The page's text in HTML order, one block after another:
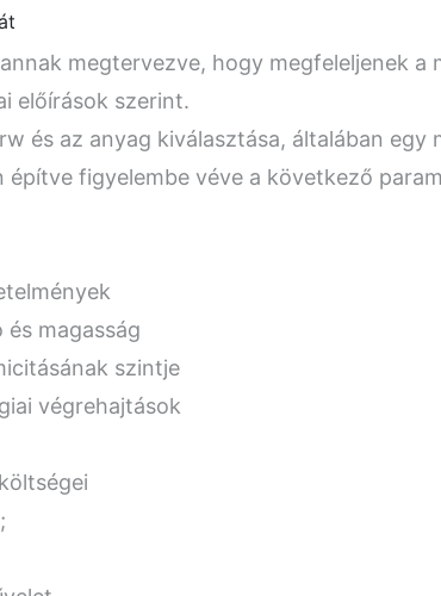
megtervezve, hogy megfeleljenek a
előírások szerint.
és az anyag kiválasztása, általában egy
építve figyelembe véve a következő
magasság­
szintje
végrehajtások­